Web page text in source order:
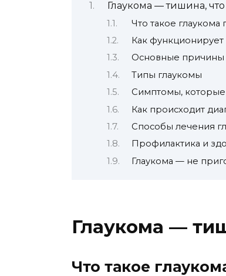
Глаукома — тишина,
Что такое глаукома
Как функционирует
Основные причины
Типы глаукомы
Симптомы, которые
Как происходит
Способы лечения
Профилактика и
Глаукома — не
Глаукома —
Что такое